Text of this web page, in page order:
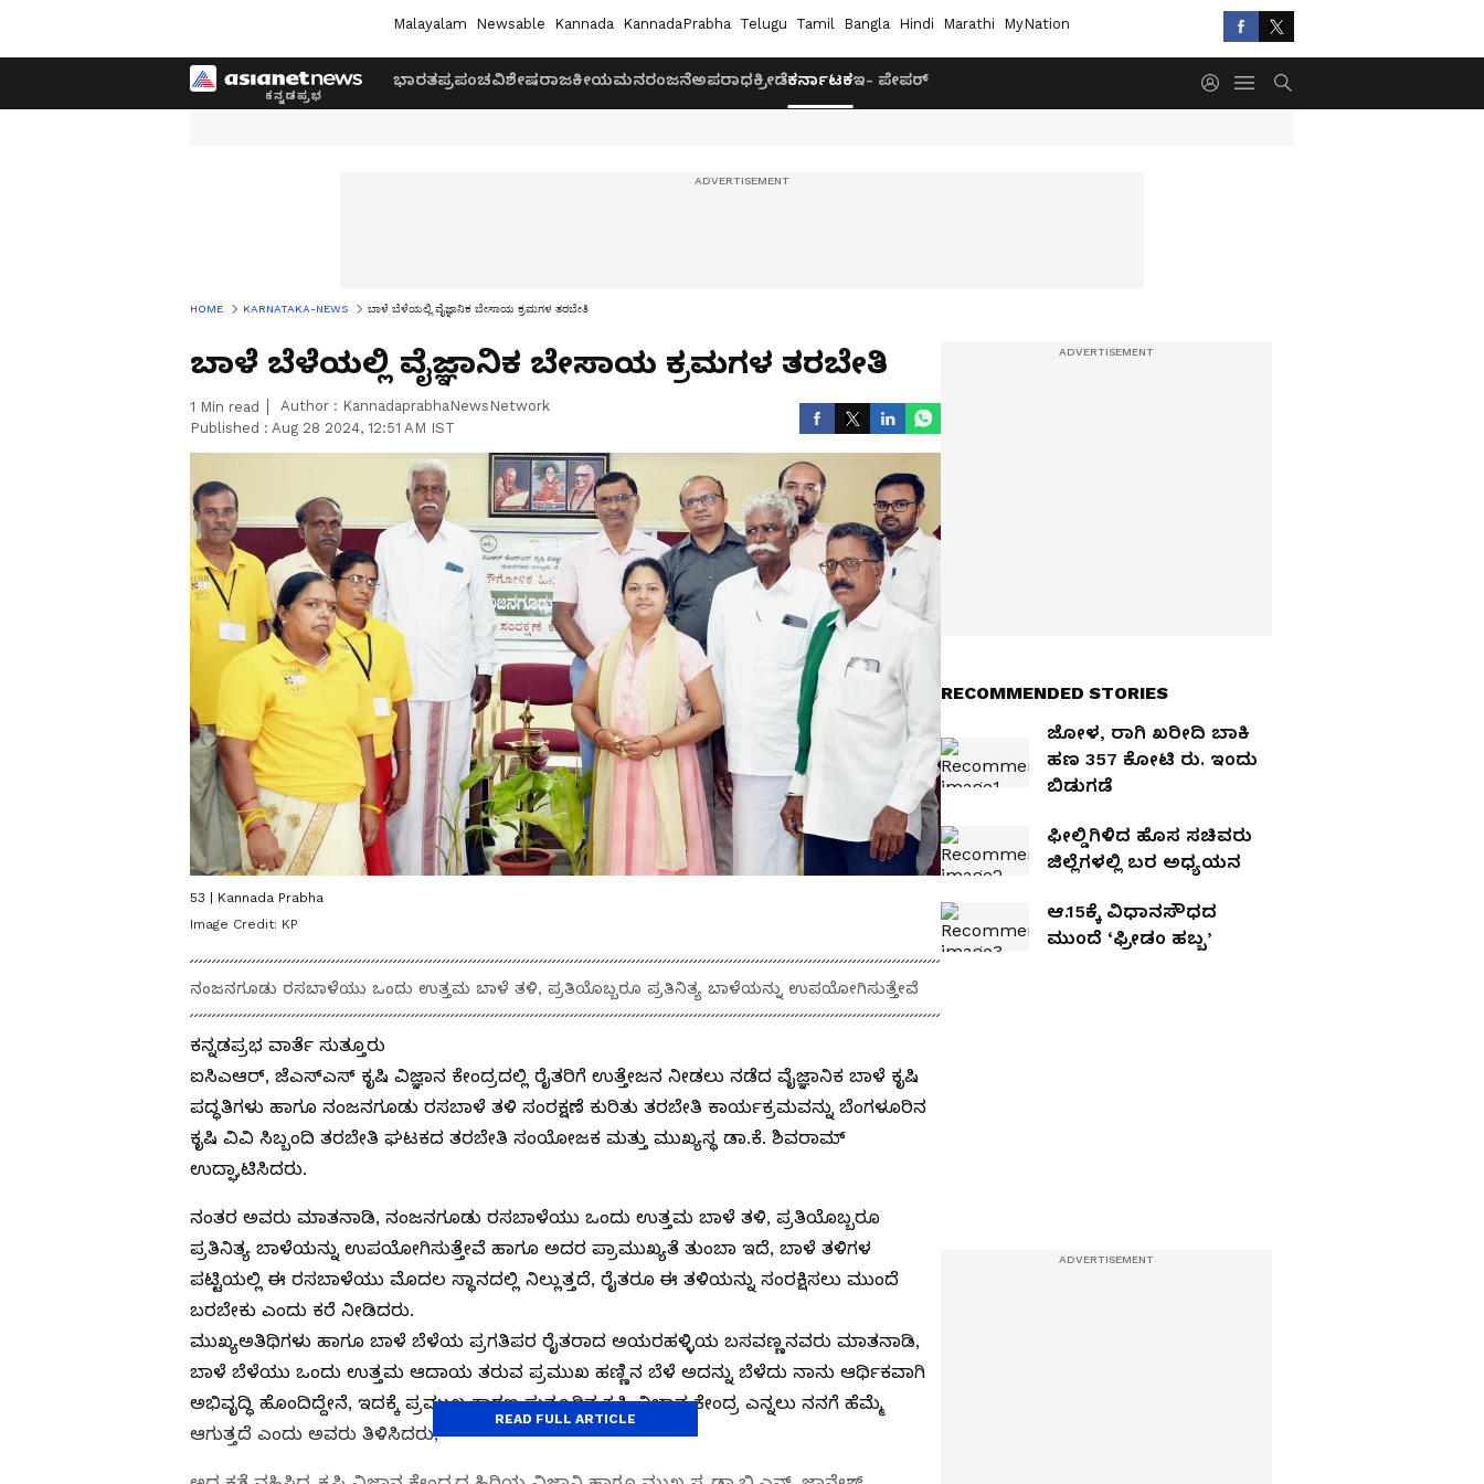
Malayalam Newsable Kannada KannadaPrabha Telugu Tamil Bangla Hindi Marathi MyNation
ಭಾರತಪ್ರಪಂಚವಿಶೇಷರಾಜಕೀಯಮನರಂಜನೆಅಪರಾಧಕ್ರೀಡೆಕರ್ನಾಟಕಇ- ಪೇಪರ್
HOME KARNATAKA-NEWS ಬಾಳೆ ಬೆಳೆಯಲ್ಲಿ ವೈಜ್ಞಾನಿಕ ಬೇಸಾಯ ಕ್ರಮಗಳ ತರಬೇತಿ
ಬಾಳೆ ಬೆಳೆಯಲ್ಲಿ ವೈಜ್ಞಾನಿಕ ಬೇಸಾಯ ಕ್ರಮಗಳ ತರಬೇತಿ
1 Min read Author : KannadaprabhaNewsNetwork
Published : Aug 28 2024, 12:51 AM IST
53 | Kannada Prabha
Image Credit: KP
ನಂಜನಗೂಡು ರಸಬಾಳೆಯು ಒಂದು ಉತ್ತಮ ಬಾಳೆ ತಳಿ, ಪ್ರತಿಯೊಬ್ಬರೂ ಪ್ರತಿನಿತ್ಯ ಬಾಳೆಯನ್ನು ಉಪಯೋಗಿಸುತ್ತೇವೆ
ಕನ್ನಡಪ್ರಭ ವಾರ್ತೆ ಸುತ್ತೂರು
ಐಸಿಎಆರ್, ಜೆಎಸ್ಎಸ್ ಕೃಷಿ ವಿಜ್ಞಾನ ಕೇಂದ್ರದಲ್ಲಿ ರೈತರಿಗೆ ಉತ್ತೇಜನ ನೀಡಲು ನಡೆದ ವೈಜ್ಞಾನಿಕ ಬಾಳೆ ಕೃಷಿ
ಪದ್ಧತಿಗಳು ಹಾಗೂ ನಂಜನಗೂಡು ರಸಬಾಳೆ ತಳಿ ಸಂರಕ್ಷಣೆ ಕುರಿತು ತರಬೇತಿ ಕಾರ್ಯಕ್ರಮವನ್ನು ಬೆಂಗಳೂರಿನ
ಕೃಷಿ ವಿವಿ ಸಿಬ್ಬಂದಿ ತರಬೇತಿ ಘಟಕದ ತರಬೇತಿ ಸಂಯೋಜಕ ಮತ್ತು ಮುಖ್ಯಸ್ಥ ಡಾ.ಕೆ. ಶಿವರಾಮ್
ಉದ್ಘಾಟಿಸಿದರು.
ನಂತರ ಅವರು ಮಾತನಾಡಿ, ನಂಜನಗೂಡು ರಸಬಾಳೆಯು ಒಂದು ಉತ್ತಮ ಬಾಳೆ ತಳಿ, ಪ್ರತಿಯೊಬ್ಬರೂ
ಪ್ರತಿನಿತ್ಯ ಬಾಳೆಯನ್ನು ಉಪಯೋಗಿಸುತ್ತೇವೆ ಹಾಗೂ ಅದರ ಪ್ರಾಮುಖ್ಯತೆ ತುಂಬಾ ಇದೆ, ಬಾಳೆ ತಳಿಗಳ
ಪಟ್ಟಿಯಲ್ಲಿ ಈ ರಸಬಾಳೆಯು ಮೊದಲ ಸ್ಥಾನದಲ್ಲಿ ನಿಲ್ಲುತ್ತದೆ, ರೈತರೂ ಈ ತಳಿಯನ್ನು ಸಂರಕ್ಷಿಸಲು ಮುಂದೆ
ಬರಬೇಕು ಎಂದು ಕರೆ ನೀಡಿದರು.
ಮುಖ್ಯಅತಿಥಿಗಳು ಹಾಗೂ ಬಾಳೆ ಬೆಳೆಯ ಪ್ರಗತಿಪರ ರೈತರಾದ ಅಯರಹಳ್ಳಿಯ ಬಸವಣ್ಣನವರು ಮಾತನಾಡಿ,
ಬಾಳೆ ಬೆಳೆಯು ಒಂದು ಉತ್ತಮ ಆದಾಯ ತರುವ ಪ್ರಮುಖ ಹಣ್ಣಿನ ಬೆಳೆ ಅದನ್ನು ಬೆಳೆದು ನಾನು ಆರ್ಥಿಕವಾಗಿ
ಅಭಿವೃದ್ಧಿ ಹೊಂದಿದ್ದೇನೆ, ಇದಕ್ಕೆ ಪ್ರಮುಖ ಕಾರಣ ಸುತ್ತೂರಿನ ಕೃಷಿ ವಿಜ್ಞಾನ ಕೇಂದ್ರ ಎನ್ನಲು ನನಗೆ ಹೆಮ್ಮೆ
ಆಗುತ್ತದೆ ಎಂದು ಅವರು ತಿಳಿಸಿದರು,
READ FULL ARTICLE
RECOMMENDED STORIES
ಜೋಳ, ರಾಗಿ ಖರೀದಿ ಬಾಕಿ
ಹಣ 357 ಕೋಟಿ ರು. ಇಂದು
ಬಿಡುಗಡೆ
ಫೀಲ್ಡಿಗಿಳಿದ ಹೊಸ ಸಚಿವರು
ಜಿಲ್ಲೆಗಳಲ್ಲಿ ಬರ ಅಧ್ಯಯನ
ಆ.15ಕ್ಕೆ ವಿಧಾನಸೌಧದ
ಮುಂದೆ ‘ಫ್ರೀಡಂ ಹಬ್ಬ’